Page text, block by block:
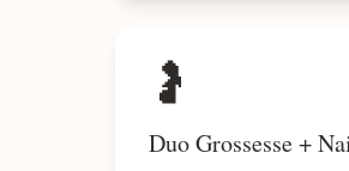
🤰
Duo Grossesse +